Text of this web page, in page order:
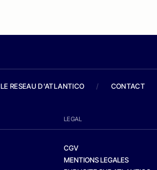
LE RESEAU D'ATLANTICO / CONTACT
LEGAL
CGV
MENTIONS LEGALES